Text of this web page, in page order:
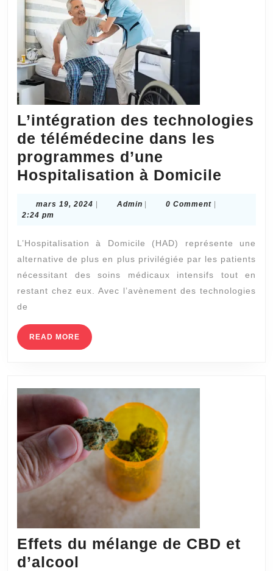
Lyon
?
L’intégration des technologies
de télémédecine dans les
programmes d’une
Hospitalisation à Domicile
dans
les
mars 19, 2024 mars
| AdminAdmin
| 0 Comment |
2:24 pm
L’Hospitalisation à Domicile (HAD) représente une
alternative de plus en plus privilégiée par les patients
nécessitant des soins médicaux intensifs tout en
restant chez eux. Avec l’avènement des technologies
de
READ MORE READ
MORE
Effets du mélange de CBD et
d’alcool